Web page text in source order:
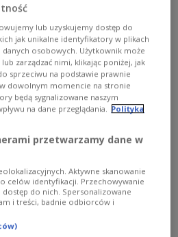
i cieszyły się wielką sympatią
był technikiem mechanikiem,
piewcą jej gwary i
co ze stolicą związane.
Jakub Tarka MUZYKA
lub uzyskujemy dostęp do
jak unikalne identyfikatory w plikach
osobowych. Użytkownik może
zarządzać nimi, klikając poniżej, jak
sprzeciwu na podstawie prawnie
dowolnym momencie na stronie
będą sygnalizowane naszym
na dane przeglądania.
Polityka
przetwarzamy dane w
Aktywne skanowanie
celów identyfikacji. Przechowywanie
do nich. Spersonalizowane
i treści, badnie odbiorców i